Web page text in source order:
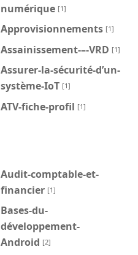
numérique [1]
Approvisionnements [1]
Assainissement-–-VRD [1]
Assurer-la-sécurité-d’un-
système-IoT [1]
ATV-fiche-profil [1]
Audit-comptable-et-
financier [1]
Bases-du-
développement-
Android [2]